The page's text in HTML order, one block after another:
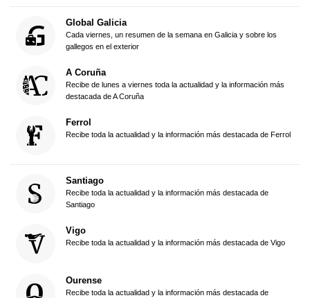
Global Galicia
Cada viernes, un resumen de la semana en Galicia y sobre los
gallegos en el exterior
A Coruña
Recibe de lunes a viernes toda la actualidad y la información más
destacada de A Coruña
Ferrol
Recibe toda la actualidad y la información más destacada de Ferrol
Santiago
Recibe toda la actualidad y la información más destacada de
Santiago
Vigo
Recibe toda la actualidad y la información más destacada de Vigo
Ourense
Recibe toda la actualidad y la información más destacada de